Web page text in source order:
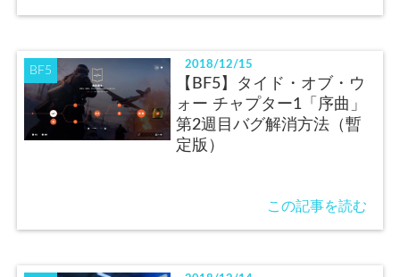
BF5 2018/12/15
【BF5】タイド・オブ・ウ
ォー チャプター1「序曲」
第2週目バグ解消方法（暫
定版）
この記事を読む